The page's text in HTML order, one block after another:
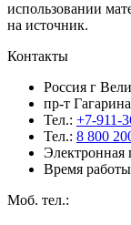
использовании
на источник.
Контакты
Россия г
пр-т
Тел.: +7-911-
Тел.: 8 800
Электронная
Время
Моб. тел.: